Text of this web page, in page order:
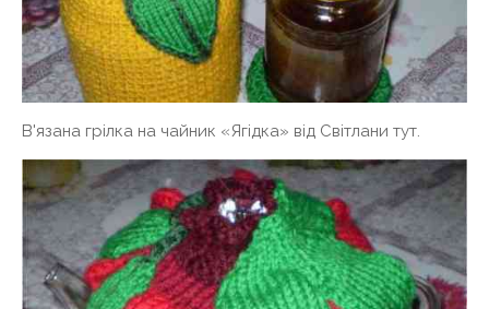
В'язана грілка на чайник «Ягідка» від Світлани тут.